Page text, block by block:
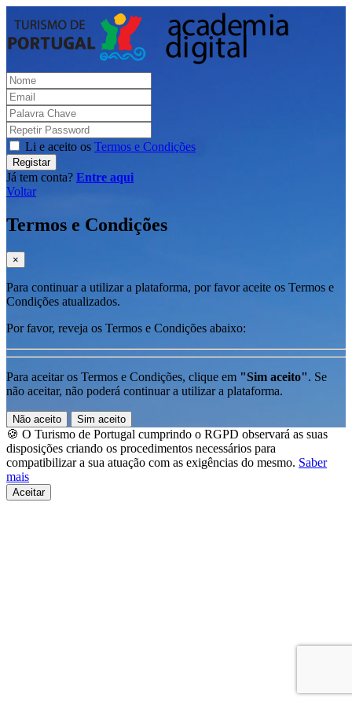
Li e aceito os Termos e Condições
Registar
Já tem conta? Entre aqui
Voltar
Termos e Condições
×
Para continuar a utilizar a plataforma, por favor aceite os Termos e
Condições atualizados.
Por favor, reveja os Termos e Condições abaixo:
Para aceitar os Termos e Condições, clique em "Sim aceito". Se
não aceitar, não poderá continuar a utilizar a plataforma.
Não aceito Sim aceito
🍪 O Turismo de Portugal cumprindo o RGPD observará as suas
disposições criando os procedimentos necessários para
compatibilizar a sua atuação com as exigências do mesmo. Saber
mais
Aceitar